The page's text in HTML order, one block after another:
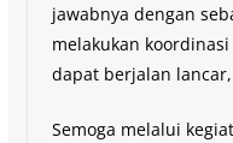
jawabnya dengan
melakukan
dapat berjalan
Semoga melalui